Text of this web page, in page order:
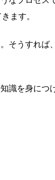
ます。
そうすれば
識を身につ